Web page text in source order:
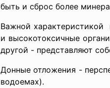
быть и сброс более
Важной
и высокотоксичные
другой - представляют
Донные отложения -
водоемах).